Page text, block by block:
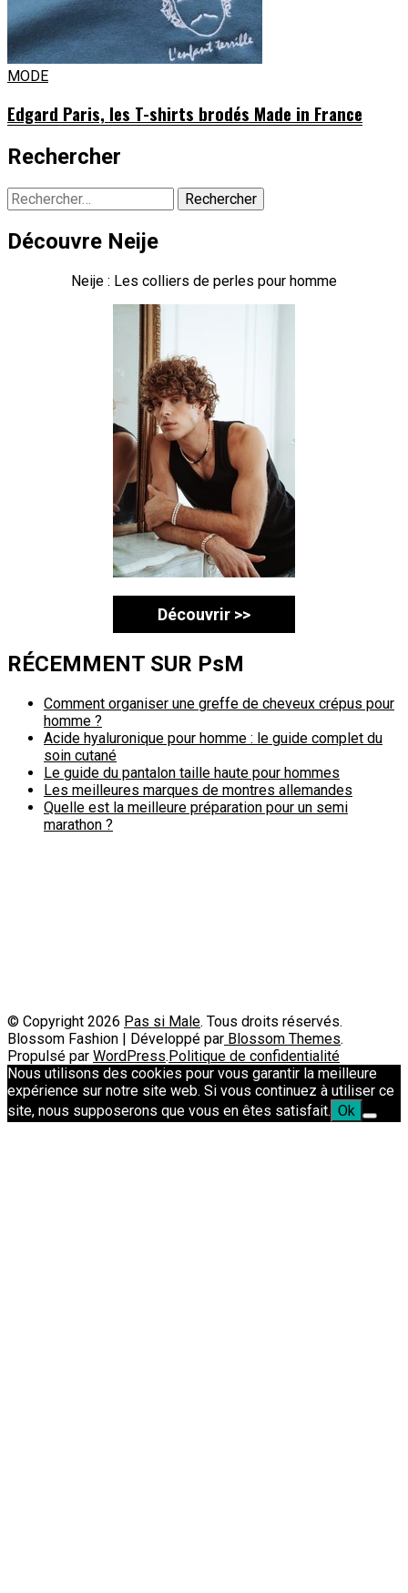
MODE
Edgard Paris, les T-shirts brodés Made in France
Rechercher
Rechercher :
Découvre Neije
Neije : Les colliers de perles pour homme
Découvrir >>
RÉCEMMENT SUR PsM
Comment organiser une greffe de cheveux crépus pour
homme ?
Acide hyaluronique pour homme : le guide complet du
soin cutané
Le guide du pantalon taille haute pour hommes
Les meilleures marques de montres allemandes
Quelle est la meilleure préparation pour un semi
marathon ?
© Copyright 2026 Pas si Male. Tous droits réservés.
Blossom Fashion | Développé par Blossom Themes.
Propulsé par WordPress.Politique de confidentialité
Nous utilisons des cookies pour vous garantir la meilleure
expérience sur notre site web. Si vous continuez à utiliser ce
site, nous supposerons que vous en êtes satisfait. Ok